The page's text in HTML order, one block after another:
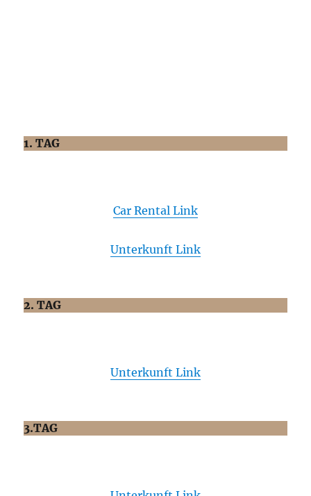
1. TAG
Car Rental Link
Unterkunft Link
2. TAG
Unterkunft Link
3.TAG